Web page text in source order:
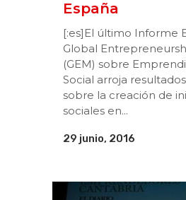
España
[:es]El último Informe
Global
(GEM) sobre
Social arroja
sobre la creación de
sociales en...
29 junio, 2016